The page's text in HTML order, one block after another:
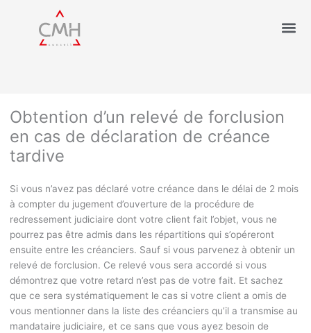
Obtention d’un relevé de forclusion
en cas de déclaration de créance
tardive
Si vous n’avez pas déclaré votre créance dans le délai de 2 mois
à compter du jugement d’ouverture de la procédure de
redressement judiciaire dont votre client fait l’objet, vous ne
pourrez pas être admis dans les répartitions qui s’opéreront
ensuite entre les créanciers. Sauf si vous parvenez à obtenir un
relevé de forclusion. Ce relevé vous sera accordé si vous
démontrez que votre retard n’est pas de votre fait. Et sachez
que ce sera systématiquement le cas si votre client a omis de
vous mentionner dans la liste des créanciers qu’il a transmise au
mandataire judiciaire, et ce sans que vous ayez besoin de